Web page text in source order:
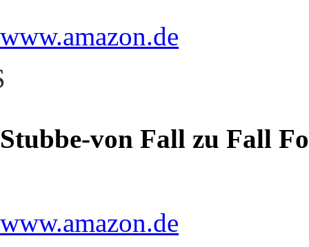
www.amazon.de
Stubbe-von Fall zu Fall
www.amazon.de